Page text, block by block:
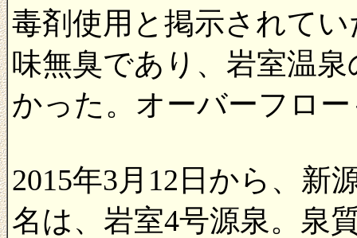
毒剤使用と掲示されて
味無臭であり、岩室温
かった。オーバーフロ
2015年3月12日から、新
名は、岩室4号源泉。泉